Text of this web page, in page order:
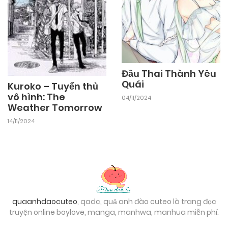
Chapter 2 03/11/2024
Chapter 1 03/11/2024
Kuroko – Tuyển thủ
vô hình: The
Weather Tomorrow
14/11/2024
Đầu Thai Thành Yêu
Quái
04/11/2024
quaanhdaocuteo, qadc, quả anh đào cuteo là trang đọc
truyện online boylove, manga, manhwa, manhua miễn phí.